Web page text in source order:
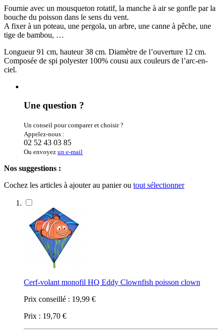
Fournie avec un mousqueton rotatif, la manche à air se gonfle par la
bouche du poisson dans le sens du vent.
A fixer à un poteau, une pergola, un arbre, une canne à pêche, une
tige de bambou, …
Longueur 91 cm, hauteur 38 cm. Diamètre de l’ouverture 12 cm.
Composée de spi polyester 100% cousu aux couleurs de l’arc-en-
ciel.
Une question ?
Un conseil pour comparer et choisir ?
Appelez-nous :
02 52 43 03 85
Ou envoyez un e-mail
Nos suggestions :
Cochez les articles à ajouter au panier ou tout sélectionner
Cerf-volant monofil HQ Eddy Clownfish poisson clown
Prix conseillé : 19,99 €
Prix : 19,70 €